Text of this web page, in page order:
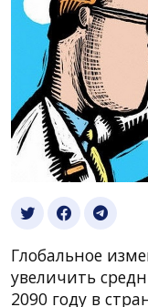
Глобальное
увеличить
2090 году в